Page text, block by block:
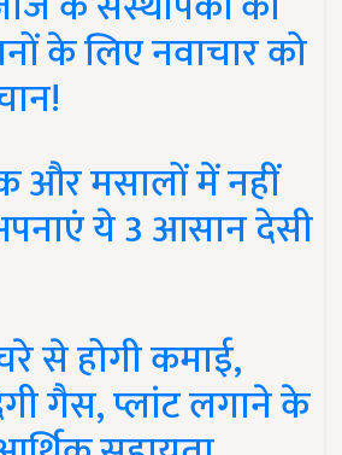
के लिए नवाचार को
और मसालों में नहीं
ये 3 आसान देसी
से होगी कमाई,
गैस, प्लांट लगाने के